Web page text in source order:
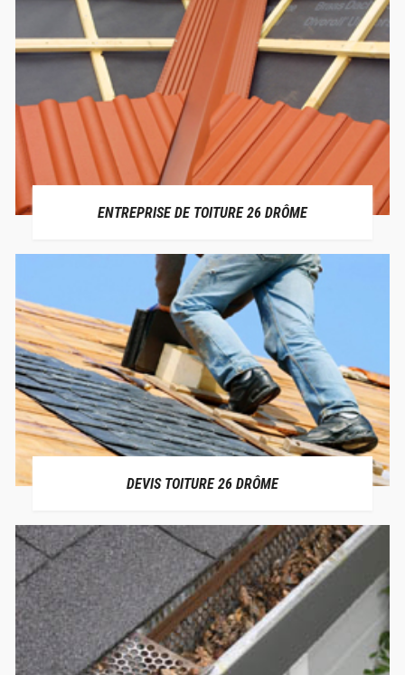
ENTREPRISE DE TOITURE 26 DRÔME
DEVIS TOITURE 26 DRÔME